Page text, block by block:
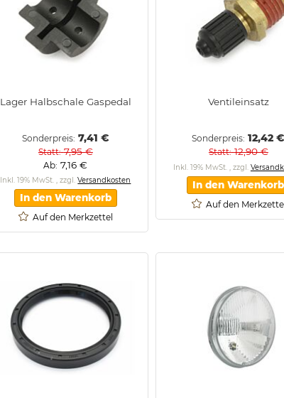
Lager Halbschale Gaspedal
Sonderpreis 7,41 €
Statt 7,95 €
Ab 7,16 €
Inkl. 19% MwSt. ,zzgl.Versandkosten
In den Warenkorb
Auf den Merkzettel
Ventileinsatz
Sonderpreis 12,42 €
Statt 12,90 €
Inkl. 19% MwSt. zzgl.
In den Warenkorb
Auf den